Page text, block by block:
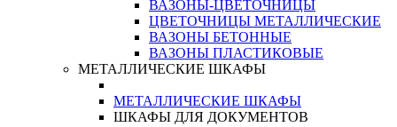
ВАЗОНЫ-ЦВЕТОЧНИЦЫ
ЦВЕТОЧНИЦЫ МЕТАЛЛИЧЕСКИЕ
ВАЗОНЫ БЕТОННЫЕ
ВАЗОНЫ ПЛАСТИКОВЫЕ
МЕТАЛЛИЧЕСКИЕ ШКАФЫ
МЕТАЛЛИЧЕСКИЕ ШКАФЫ
ШКАФЫ ДЛЯ ДОКУМЕНТОВ